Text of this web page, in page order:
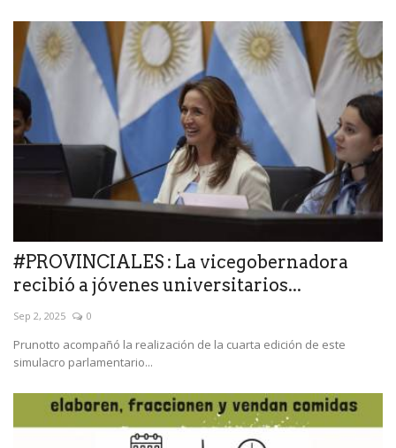
#PROVINCIALES : La vicegobernadora
recibió a jóvenes universitarios...
Sep 2, 2025 0
Prunotto acompañó la realización de la cuarta edición de este
simulacro parlamentario...